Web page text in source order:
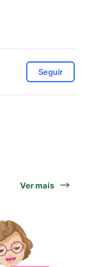
Seguir
Ver mais